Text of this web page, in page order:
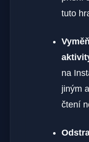
tuto
na
jiným
čtení